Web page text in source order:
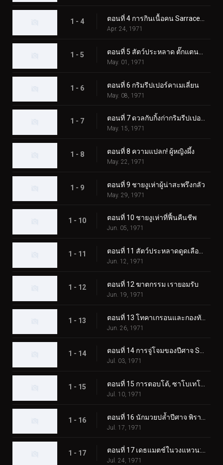
1 - 4 ตอนที่ 4 การกินเนื้อคน Sarracenian
Apr. 24, 1971
1 - 5
May. 01, 1971
1 - 6 ตอนที่ 6 กริมรีปเปอร์คาเมเลี่ยน
May. 08, 1971
1 - 7 ตอนที่ 7 ดวลกับกิ้งก่ากริมรีปเปอร์! ความประทับใจในงานมหกรรมโลก
May. 15, 1971
1 - 8 ตอนที่ 8 ความแปลก! ผู้หญิงผึ้ง
May. 22, 1971
1 - 9 ตอนที่ 9 ชายงูเห่าผู้น่าสะพรึงกลัว
May. 29, 1971
1 - 10 ตอนที่ 10 ชายงูเห่าที่ฟื้นคืนชีพ
Jun. 05, 1971
1 - 11
Jun. 12, 1971
1 - 12 ตอนที่ 12 ฆาตกรรม เรายอมรับ
Jun. 19, 1971
1 - 13
Jun. 26, 1971
1 - 14 ตอนที่ 14 การจู่โจมของปีศาจ Sabotegron
Jul. 03, 1971
1 - 15
Jul. 10, 1971
1 - 16
Jul. 17, 1971
1 - 17 ตอนที่ 17 เดธแมตช์ในวงแหวน: พ่ายแพ้! พิราซอรัส
Jul. 24, 1971